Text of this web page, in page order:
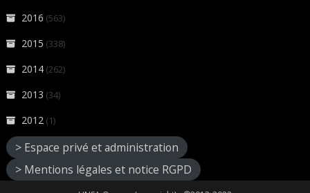
2016 (563)
2015 (338)
2014 (262)
2013 (34)
2012 (1)
> Espace privé et administration
> Mentions légales et notice RGPD